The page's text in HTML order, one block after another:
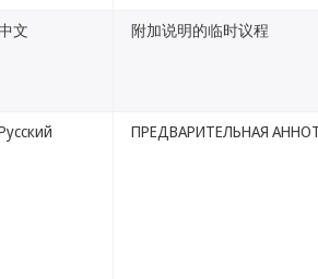
文 附加说明的临时议程
ПРЕДВАРИТЕЛЬНАЯ